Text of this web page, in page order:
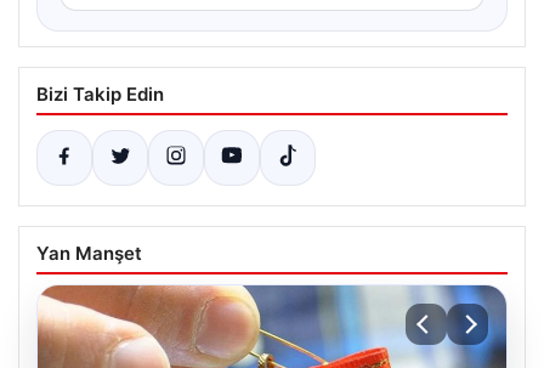
Bizi Takip Edin
Yan Manşet